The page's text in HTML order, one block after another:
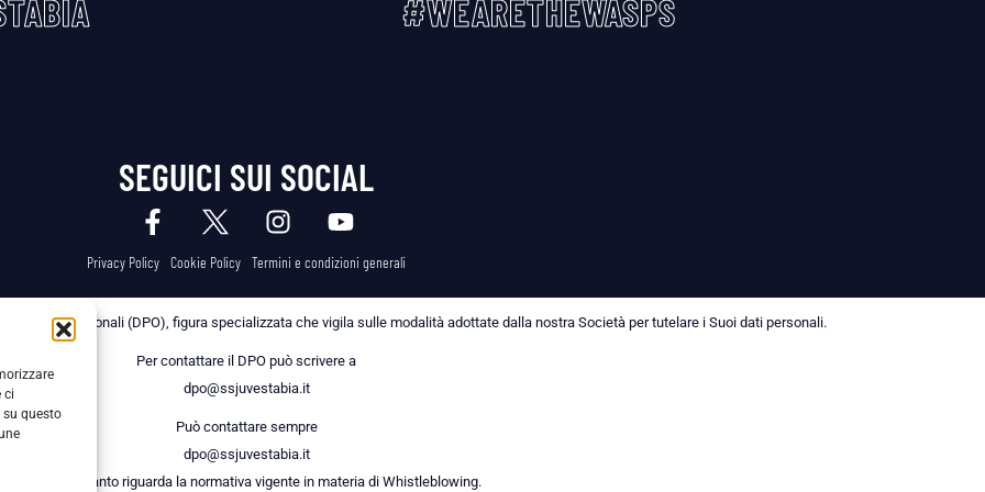
ci
questo
#WEARETHEWASPS
SEGUICI SUI SOCIAL
Privacy Policy Cookie Policy Termini e condizioni generali
dei Dati Personali (DPO), figura specializzata che vigila sulle modalità adottate dalla nostra Società per tutelare i Suoi dati personali.
Per contattare il DPO può scrivere a
dpo@ssjuvestabia.it
Può contattare sempre
dpo@ssjuvestabia.it
anche per quanto riguarda la normativa vigente in materia di Whistleblowing.